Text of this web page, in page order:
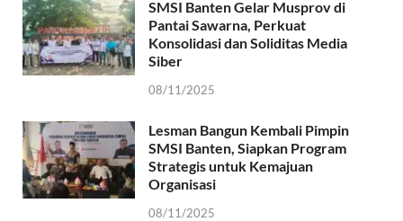
SMSI Banten Gelar Musprov di
Pantai Sawarna, Perkuat
Konsolidasi dan Soliditas Media
Siber
08/11/2025
Lesman Bangun Kembali Pimpin
SMSI Banten, Siapkan Program
Strategis untuk Kemajuan
Organisasi
08/11/2025